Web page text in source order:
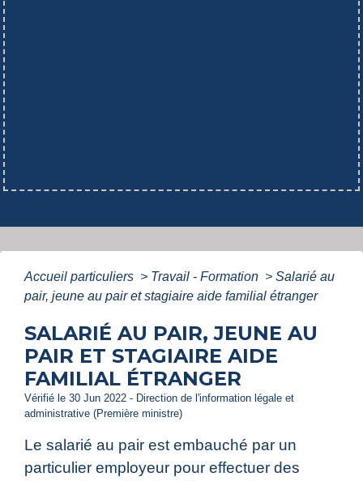
Accueil particuliers > Travail - Formation > Salarié au
pair, jeune au pair et stagiaire aide familial étranger
SALARIÉ AU PAIR, JEUNE AU
PAIR ET STAGIAIRE AIDE
FAMILIAL ÉTRANGER
Vérifié le 30 Jun 2022 - Direction de l'information légale et
administrative (Première ministre)
Le salarié au pair est embauché par un
particulier employeur pour effectuer des